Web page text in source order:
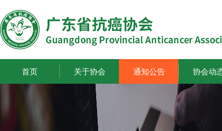
首页 关于协会 通知公告 协会动